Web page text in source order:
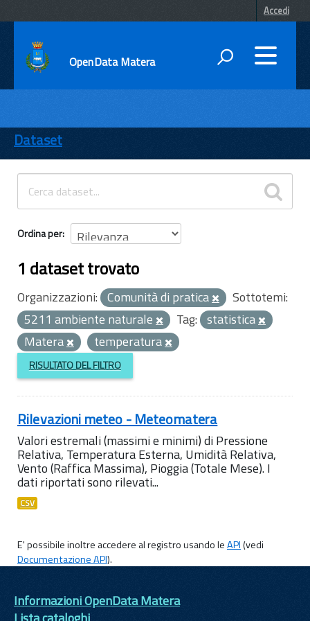
Accedi
OpenData Matera
ENTI
TEMI
INFORMAZIONI
Dataset
Ordina per
1 dataset trovato
Organizzazioni: Comunità di pratica
Sottotemi:
5211 ambiente naturale
Tag: statistica
Matera
temperatura
RISULTATO DEL FILTRO
Rilevazioni meteo - Meteomatera
Valori estremali (massimi e minimi) di Pressione
Relativa, Temperatura Esterna, Umidità Relativa,
Vento (Raffica Massima), Pioggia (Totale Mese). I
dati riportati sono rilevati...
CSV
E' possibile inoltre accedere al registro usando leAPI(vedi
Documentazione API).
Informazioni OpenData Matera